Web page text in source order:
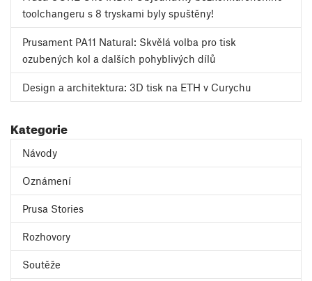
toolchangeru s 8 tryskami byly spuštěny!
Prusament PA11 Natural: Skvělá volba pro tisk
ozubených kol a dalších pohyblivých dílů
Design a architektura: 3D tisk na ETH v Curychu
Kategorie
Návody
Oznámení
Prusa Stories
Rozhovory
Soutěže